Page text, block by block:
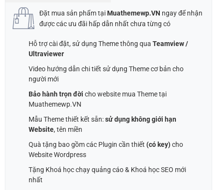
Đặt mua sản phẩm tại Muathemewp.VN ngay để nhận
được các ưu đãi hấp dẫn nhất chưa từng có
Hỗ trợ cài đặt, sử dụng Theme thông qua Teamview /
Ultraviewer
Video hướng dẫn chi tiết sử dụng Theme cơ bản cho
người mới
Bảo hành trọn đời cho website mua Theme tại
Muathemewp.VN
Mẫu Theme thiết kết sẵn:sử dụng không giới hạn
Website, tên miền
Quà tặng bao gồm các Plugin cần thiết (có key)cho
Website Wordpress
Tặng Khoá học chạy quảng cáo & Khoá học SEO mới
nhất